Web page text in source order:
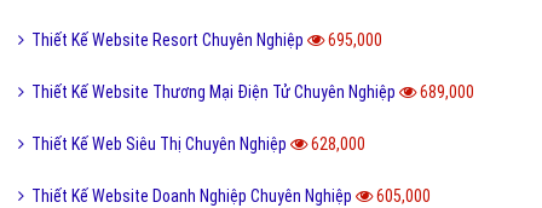
Thiết Kế Website Resort Chuyên Nghiệp 695,000
Thiết Kế Website Thương Mại Điện Tử Chuyên Nghiệp 689,000
Thiết Kế Web Siêu Thị Chuyên Nghiệp 628,000
Thiết Kế Website Doanh Nghiệp Chuyên Nghiệp 605,000